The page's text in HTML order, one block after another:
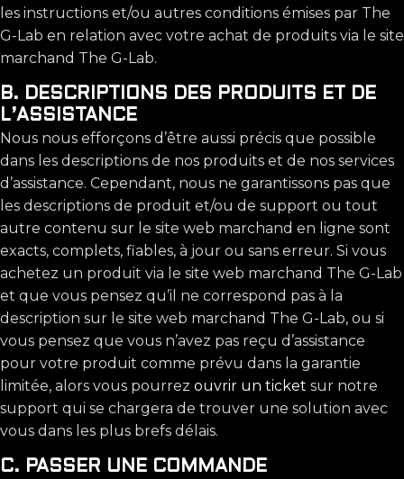
les instructions et/ou autres conditions émises par The
G-Lab en relation avec votre achat de produits via le site
marchand The G-Lab.
B. DESCRIPTIONS DES PRODUITS ET DE
L’ASSISTANCE
Nous nous efforçons d’être aussi précis que possible
dans les descriptions de nos produits et de nos services
d’assistance. Cependant, nous ne garantissons pas que
les descriptions de produit et/ou de support ou tout
autre contenu sur le site web marchand en ligne sont
exacts, complets, fiables, à jour ou sans erreur. Si vous
achetez un produit via le site web marchand The G-Lab
et que vous pensez qu’il ne correspond pas à la
description sur le site web marchand The G-Lab, ou si
vous pensez que vous n’avez pas reçu d’assistance
pour votre produit comme prévu dans la garantie
limitée, alors vous pourrez ouvrir un ticket sur notre
support qui se chargera de trouver une solution avec
vous dans les plus brefs délais.
C. PASSER UNE COMMANDE